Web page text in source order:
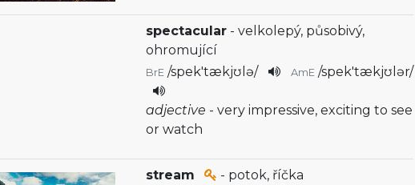
spectacular - velkolepý, působivý,
ohromující
BrE /spek'tækjʊlə/ AmE /spek'tækjʊlər/
adjective - very impressive, exciting to see
or watch
stream - potok, říčka